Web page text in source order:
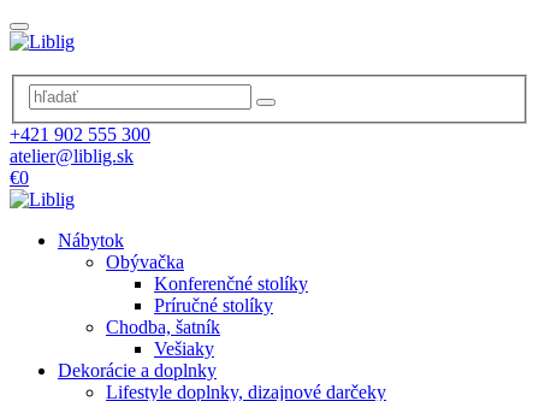
+421 902 555 300
atelier@liblig.sk
€0
Nábytok
Obývačka
Konferenčné stolíky
Príručné stolíky
Chodba, šatník
Vešiaky
Dekorácie a doplnky
Lifestyle doplnky, dizajnové darčeky